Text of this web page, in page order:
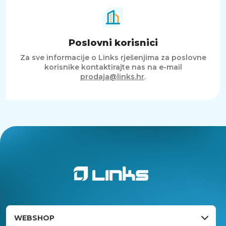
Poslovni korisnici
Za sve informacije o Links rješenjima za poslovne
korisnike kontaktirajte nas na e-mail
prodaja@links.hr.
WEBSHOP